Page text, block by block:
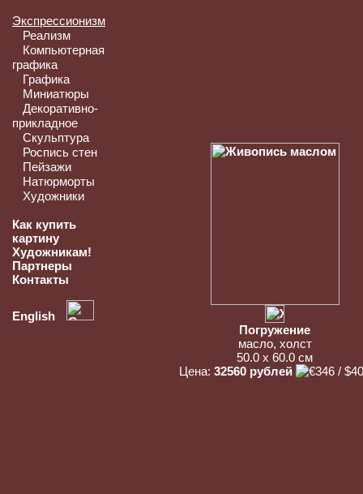
Экспрессионизм
Реализм
Компьютерная
графика
Графика
Миниатюры
Декоративно-
прикладное
Скульптура
Роспись стен
Пейзажи
Натюрморты
Художники
Как купить
картину
Художникам!
Партнеры
Контакты
English
Погружение
масло, холст
50.0 x 60.0 см
Цена: 32560 рублей